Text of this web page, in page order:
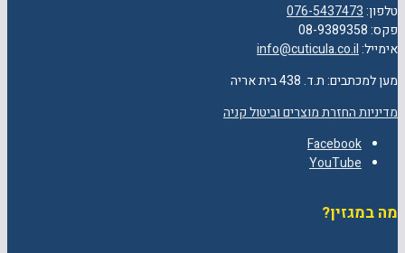
טלפון:076-5437473
פקס: 08-9389358
אימייל:info@cuticula.co.il
מען למכתבים: ת.ד. 438 בית אריה
מדיניות החזרת מוצרים וביטול קניה
Facebook
YouTube
מה במגזין?